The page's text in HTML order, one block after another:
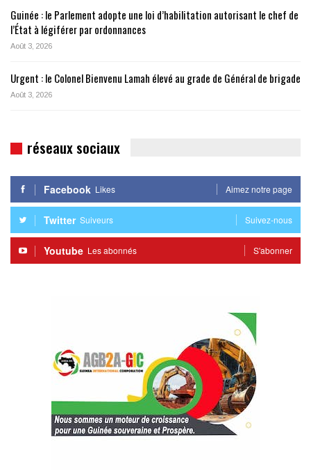
Guinée : le Parlement adopte une loi d’habilitation autorisant le chef de
l’État à légiférer par ordonnances
Août 3, 2026
Urgent : le Colonel Bienvenu Lamah élevé au grade de Général de brigade
Août 3, 2026
réseaux sociaux
Facebook Likes Aimez notre page
Twitter Suiveurs Suivez-nous
Youtube Les abonnés S'abonner